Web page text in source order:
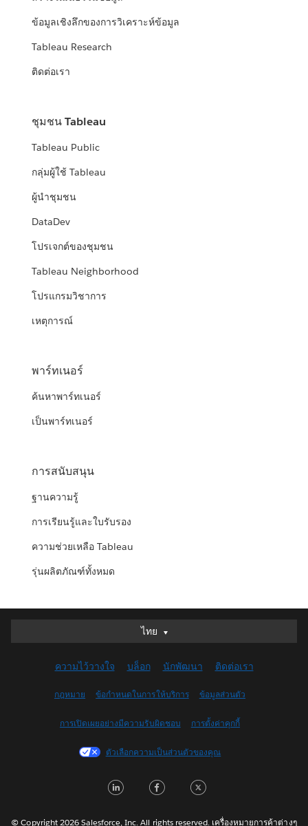
ข้อมูลเชิงลึกของการวิเคราะห์ข้อมูล
Tableau Research
ติดต่อเรา
ชุมชน Tableau
Tableau Public
กลุ่มผู้ใช้ Tableau
ผู้นำชุมชน
DataDev
โปรเจกต์ของชุมชน
Tableau Neighborhood
โปรแกรมวิชาการ
เหตุการณ์
พาร์ทเนอร์
ค้นหาพาร์ทเนอร์
เป็นพาร์ทเนอร์
การสนับสนุน
ฐานความรู้
การเรียนรู้และใบรับรอง
ความช่วยเหลือ Tableau
รุ่นผลิตภัณฑ์ทั้งหมด
ไทย
ไทย
English (UK)
English (US)
Français (Canada)
Français (France)
日本語
Nederlands
ความไว้วางใจ บล็อก นักพัฒนา ติดต่อเรา
กฎหมาย ข้อกำหนดในการให้บริการ ข้อมูลส่วนตัว
การเปิดเผยอย่างมีความรับผิดชอบ การตั้งค่าคุกกี้
ตัวเลือกความเป็นส่วนตัวของคุณ
© Copyright 2026 Salesforce, Inc. All rights reserved. เครื่องหมายการค้าต่างๆ